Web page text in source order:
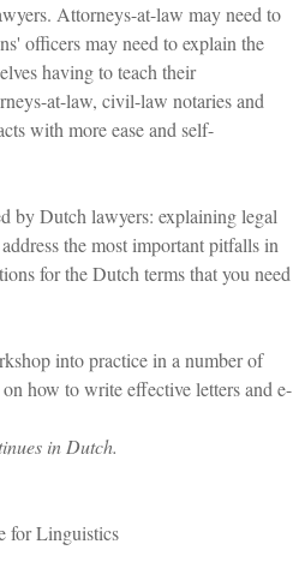
Attorneys-at-law may need to
officers may need to explain the
having to teach their
at-law, civil-law notaries and
with more ease and self-
by Dutch lawyers: explaining legal
the most important pitfalls in
for the Dutch terms that you need
into practice in a number of
how to write effective letters and e-
in Dutch.
for Linguistics